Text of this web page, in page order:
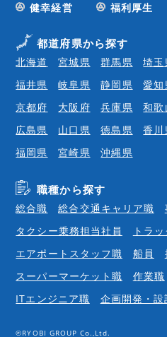
健幸経営
福利厚生
都道府県から探す
北海道 宮城県 群馬県 埼玉
福井県
岐阜県 静岡県 愛知
京都府
大阪府 兵庫県 和歌
広島県
山口県 徳島県 香川
福岡県
宮崎県 沖縄県
職種から探す
総合職 総合交通キャリア職
タクシー乗務担当社員
トラ
エアポートスタッフ職
船員
スーパーマーケット職
作業職
ITエンジニア職
企画開発・設
©RYOBI GROUP Co.,Ltd.